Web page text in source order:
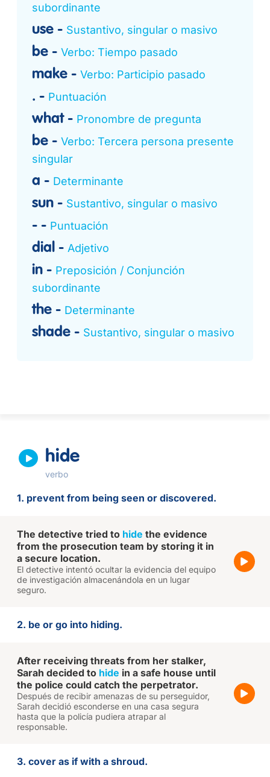
subordinante
use Sustantivo, singular o masivo
be Verbo: Tiempo pasado
make Verbo: Participio pasado
. Puntuación
what Pronombre de pregunta
be
Verbo: Tercera persona presente
singular
a Determinante
sun Sustantivo, singular o masivo
- Puntuación
dial Adjetivo
in
Preposición / Conjunción
subordinante
the Determinante
shade Sustantivo, singular o masivo
hide
verbo
1. prevent from being seen or discovered.
The detective tried to hide the evidence
from the prosecution team by storing it in
a secure location.
El detective intentó ocultar la evidencia del equipo
de investigación almacenándola en un lugar
seguro.
2. be or go into hiding.
After receiving threats from her stalker,
Sarah decided to hide in a safe house until
the police could catch the perpetrator.
Después de recibir amenazas de su perseguidor,
Sarah decidió esconderse en una casa segura
hasta que la policía pudiera atrapar al
responsable.
3. cover as if with a shroud.